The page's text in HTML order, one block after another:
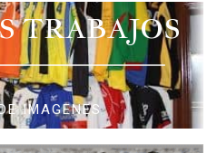
TRABAJOS
IMAGENES